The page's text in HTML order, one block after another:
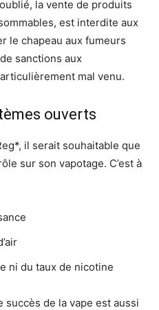
la vente de produits
est interdite aux
le chapeau aux fumeurs
sanctions aux
mal venu.
ouverts
il serait souhaitable que
sur son vapotage. C’est à
ni du taux de nicotine
succès de la vape est aussi